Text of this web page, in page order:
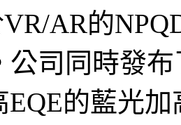
AR的
公司同時發
EQE的藍光